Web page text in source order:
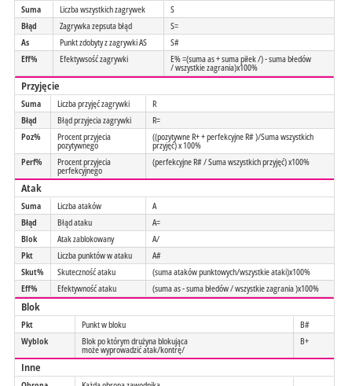
Suma Liczba wszystkich zagrywek
S
Błąd
Zagrywka zepsuta błąd
S=
As
Punkt zdobyty z zagrywki AS
S#
Eff%
Efektywsość zagrywki E% =(suma as + suma piłek /) - suma błedów
/ wszystkie zagrania)x100%
Przyjęcie
Suma Liczba przyjęć zagrywki
R
Błąd
Błąd przyjecia zagrywki
R=
Poz%
Procent przyjecia
pozytywnego
((pozytywne R+ + perfekcyjne R# )/Suma wszystkich
przyjęć) x 100%
Perf%
Procent przyjecia
perfekcyjnego
(perfekcyjne R# / Suma wszystkich przyjęć) x100%
Atak
Suma Liczba ataków
A
Błąd
Błąd ataku
A=
Blok
Atak zablokowany
A/
Pkt
Liczba punktów w ataku
A#
Skut%
Skuteczność ataku
(suma ataków punktowych/wszystkie ataki)x100%
Eff%
Efektywność ataku (suma as - suma błedów / wszystkie zagrania )x100%
Blok
Pkt Punkt w bloku
B#
Wyblok
Blok po którym drużyna blokująca
może wyprowadzić atak/kontrę/
B+
Inne